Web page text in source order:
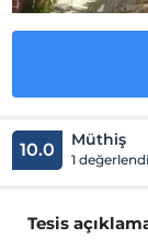
10.0 Müthiş
1
Tesis